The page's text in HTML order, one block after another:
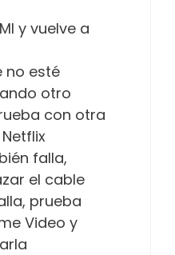
y vuelve a
no esté
otro
con otra
falla,
el cable
prueba
Video y